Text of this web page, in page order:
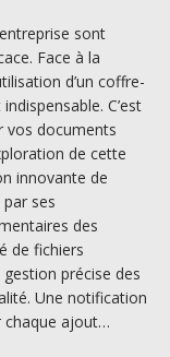
sont
Face à la
d’un coffre-
C’est
vos documents
de cette
innovante de
ses
des
de fichiers
précise des
Une notification
chaque ajout…